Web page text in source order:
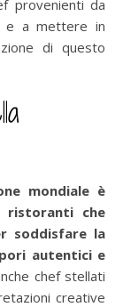
provenienti da
e a mettere in
di questo
mondiale è
ristoranti che
soddisfare la
autentici e
chef stellati
creative